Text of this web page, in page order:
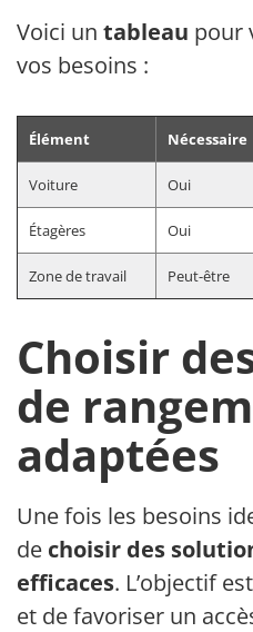
Voici un tableau pour
vos besoins :
Élément Nécessaire
Voiture Oui
Étagères Oui
Zone de travail Peut-être
Choisir
de
adaptées
Une fois les besoins
de choisir des
efficaces. L’objectif
et de favoriser un